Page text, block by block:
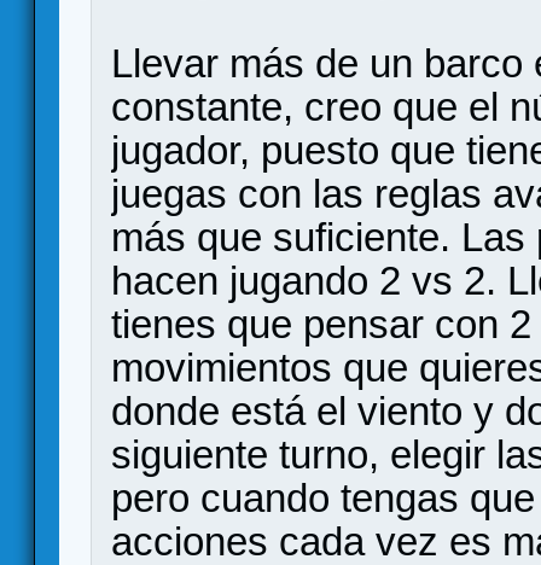
Llevar más de un
constante, creo que el
jugador, puesto que
juegas con las reglas
más que suficiente.
hacen jugando 2 vs 2.
tienes que pensar con
movimientos que
donde está el viento y
siguiente turno, elegir
pero cuando tengas
acciones cada vez es